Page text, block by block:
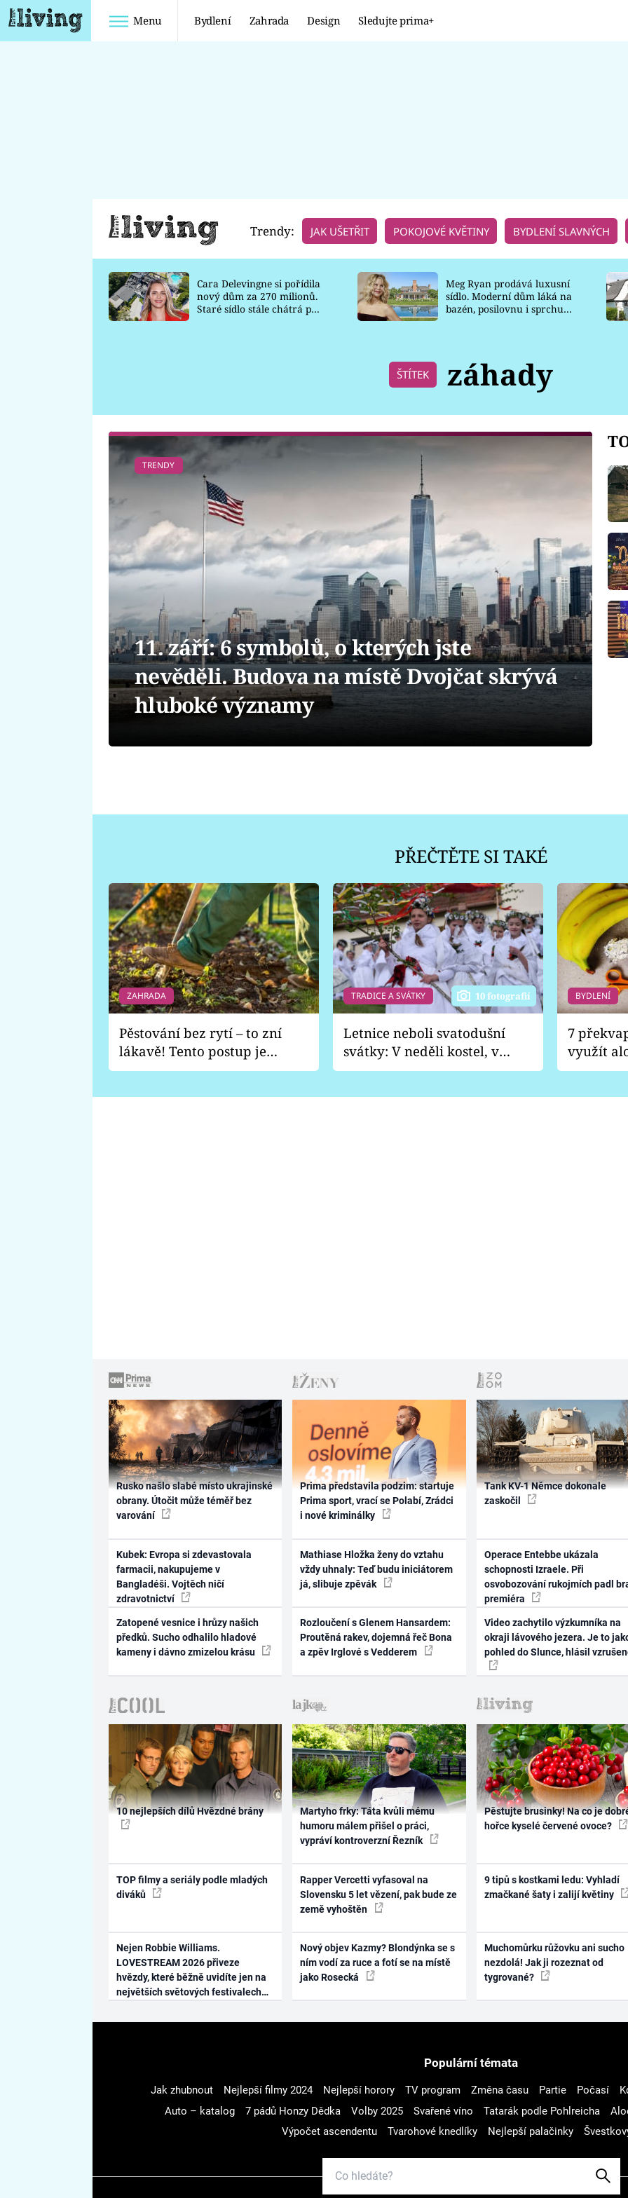
Menu Bydlení Zahrada Design Sledujte prima+
DĚTSKÝ POKOJ
Trendy: JAK UŠETŘIT POKOJOVÉ KVĚTINY BYDLENÍ SLAVNÝCH
Cara Delevingne si pořídila
nový dům za 270 milionů.
Staré sídlo stále chátrá po
Meg Ryan prodává luxusní
sídlo. Moderní dům láká na
bazén, posilovnu i sprchu
ŠTÍTEK záhady
TRENDY
11. září: 6 symbolů, o kterých jste
nevěděli. Budova na místě Dvojčat skrývá
hluboké významy
PŘEČTĚTE SI TAKÉ
ZAHRADA
Pěstování bez rytí – to zní
lákavě! Tento postup je
vhodný jen pro některé
TRADICE A SVÁTKY 10 fotografií
Letnice neboli svatodušní
svátky: V neděli kostel, v
pondělí zábava
BYDLENÍ
7
využít
Rusko našlo slabé místo ukrajinské
obrany. Útočit může téměř bez
varování
Kubek: Evropa si zdevastovala
farmacii, nakupujeme v
Bangladéši. Vojtěch ničí
zdravotnictví
Zatopené vesnice i hrůzy našich
předků. Sucho odhalilo hladové
kameny i dávno zmizelou krásu
Prima představila podzim: startuje
Prima sport, vrací se Polabí, Zrádci
i nové kriminálky
Mathiase Hložka ženy do vztahu
vždy uhnaly: Teď budu iniciátorem
já, slibuje zpěvák
Rozloučení s Glenem Hansardem:
Proutěná rakev, dojemná řeč Bona
a zpěv Irglové s Vedderem
Tank KV-1 Němce dokonale
zaskočil
Operace Entebbe ukázala
schopnosti Izraele. Při
osvobozování rukojmích padl
premiéra
Video zachytilo výzkumníka na
okraji lávového jezera. Je to
pohled do Slunce, hlásil
10 nejlepších dílů Hvězdné brány
TOP filmy a seriály podle mladých
diváků
Nejen Robbie Williams.
LOVESTREAM 2026 přiveze
hvězdy, které běžně uvidíte jen na
největších světových festivalech
Martyho frky: Táta kvůli mému
humoru málem přišel o práci,
vypráví kontroverzní Řezník
Rapper Vercetti vyfasoval na
Slovensku 5 let vězení, pak bude ze
země vyhoštěn
Nový objev Kazmy? Blondýnka se s
ním vodí za ruce a fotí se na místě
jako Rosecká
Pěstujte brusinky! Na co je
hořce kyselé červené ovoce?
9 tipů s kostkami ledu: Vyhladí
zmačkané šaty i zalijí květiny
Muchomůrku růžovku ani sucho
nezdolá! Jak ji rozeznat od
tygrované?
Populární témata
Jak zhubnout Nejlepší filmy 2024 Nejlepší horory TV program Změna času Partie Počasí
Auto – katalog
7 pádů Honzy Dědka Volby 2025 Svařené víno Tatarák podle Pohlreicha
Výpočet ascendentu
Tvarohové knedlíky Nejlepší palačinky